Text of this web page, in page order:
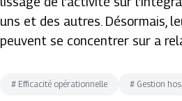
uns et des autres. Désormais,
peuvent se concentrer sur a
# Efficacité opérationnelle # Gestion